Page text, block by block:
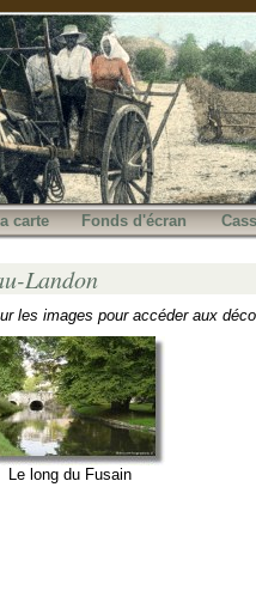
carte Fonds d'écran
Landon
les images pour accéder aux
Le long du Fusain